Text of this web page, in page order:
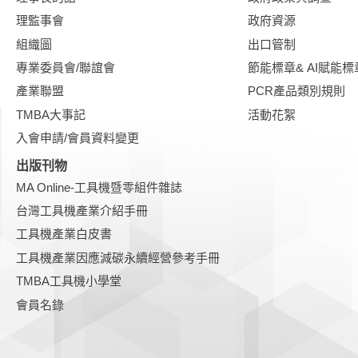
理監事會
組織圖
專業委員會/聯誼會
產業聯盟
TMBA大事記
入會申請/會員資料變更
政府資源
出口管制
節能標章& AI賦能標
PCR產品類別規則
活動花絮
出版刊物
MA Online-工具機暨零組件雜誌
台灣工具機產業介紹手冊
工具機產業白皮書
工具機產業因應減碳永續經營參考手冊
TMBA工具機小學堂
會員名錄